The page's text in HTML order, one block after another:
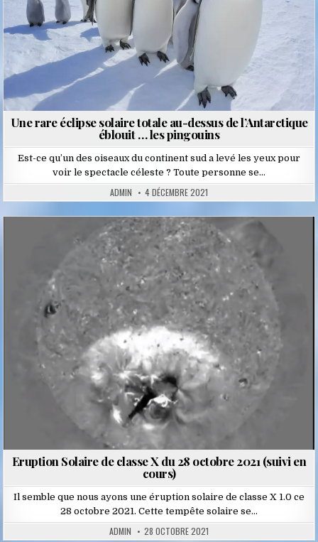
Une rare éclipse solaire totale au-dessus de l’Antarctique
éblouit … les pingouins
Est-ce qu’un des oiseaux du continent sud a levé les yeux pour
voir le spectacle céleste ? Toute personne se…
ADMIN 4 DÉCEMBRE 2021
Posted
in
Eruption Solaire de classe X du 28 octobre 2021 (suivi en
cours)
Il semble que nous ayons une éruption solaire de classe X 1.0 ce
28 octobre 2021. Cette tempête solaire se…
ADMIN 28 OCTOBRE 2021